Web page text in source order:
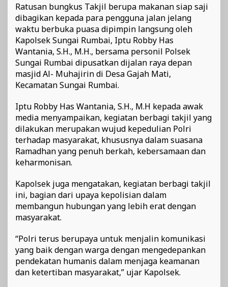
Ratusan bungkus Takjil berupa makanan siap saji
dibagikan kepada para pengguna jalan jelang
waktu berbuka puasa dipimpin langsung oleh
Kapolsek Sungai Rumbai, Iptu Robby Has
Wantania, S.H., M.H., bersama personil Polsek
Sungai Rumbai dipusatkan dijalan raya depan
masjid Al- Muhajirin di Desa Gajah Mati,
Kecamatan Sungai Rumbai.
Iptu Robby Has Wantania, S.H., M.H kepada awak
media menyampaikan, kegiatan berbagi takjil yang
dilakukan merupakan wujud kepedulian Polri
terhadap masyarakat, khususnya dalam suasana
Ramadhan yang penuh berkah, kebersamaan dan
keharmonisan.
Kapolsek juga mengatakan, kegiatan berbagi takjil
ini, bagian dari upaya kepolisian dalam
membangun hubungan yang lebih erat dengan
masyarakat.
“Polri terus berupaya untuk menjalin komunikasi
yang baik dengan warga dengan mengedepankan
pendekatan humanis dalam menjaga keamanan
dan ketertiban masyarakat,” ujar Kapolsek.